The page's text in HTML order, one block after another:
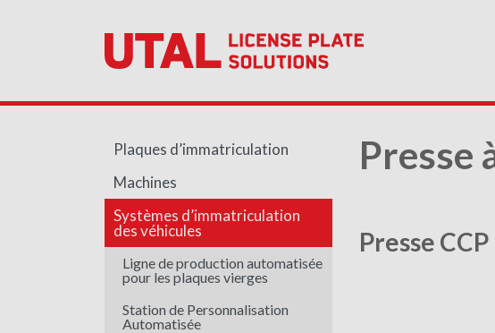
Presse
Presse
Plaques d’immatriculation
Machines
Systèmes d’immatriculation
des véhicules
Ligne de production automatisée
pour les plaques vierges
Station de Personnalisation
Automatisée